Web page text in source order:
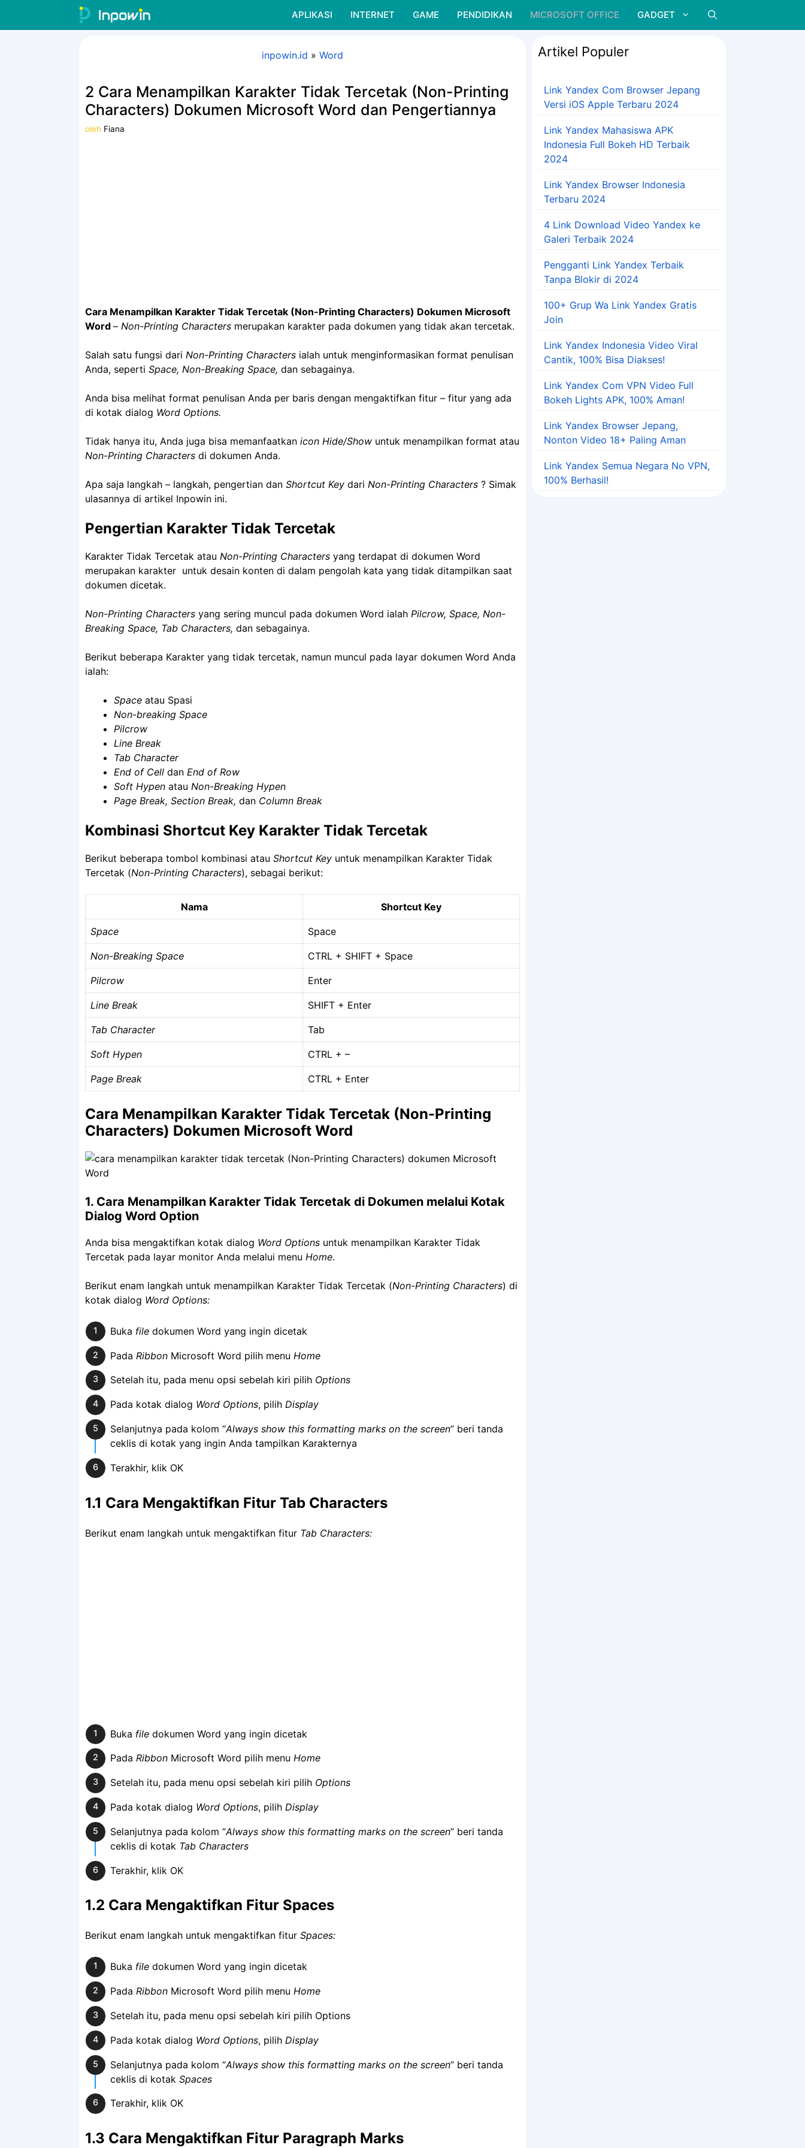
APLIKASI INTERNET GAME PENDIDIKAN MICROSOFT OFFICE GADGET
inpowin.id » Word
2 Cara Menampilkan Karakter Tidak Tercetak (Non-Printing
Characters) Dokumen Microsoft Word dan Pengertiannya
oleh Fiana
Cara Menampilkan Karakter Tidak Tercetak (Non-Printing Characters) Dokumen Microsoft
Word – Non-Printing Characters merupakan karakter pada dokumen yang tidak akan tercetak.
Salah satu fungsi dari Non-Printing Characters ialah untuk menginformasikan format penulisan
Anda, seperti Space, Non-Breaking Space, dan sebagainya.
Anda bisa melihat format penulisan Anda per baris dengan mengaktifkan fitur – fitur yang ada
di kotak dialog Word Options.
Tidak hanya itu, Anda juga bisa memanfaatkan icon Hide/Show untuk menampilkan format atau
Non-Printing Characters di dokumen Anda.
Apa saja langkah – langkah, pengertian dan Shortcut Key dari Non-Printing Characters ? Simak
ulasannya di artikel Inpowin ini.
Pengertian Karakter Tidak Tercetak
Karakter Tidak Tercetak atau Non-Printing Characters yang terdapat di dokumen Word
merupakan karakter untuk desain konten di dalam pengolah kata yang tidak ditampilkan saat
dokumen dicetak.
Non-Printing Characters yang sering muncul pada dokumen Word ialah Pilcrow, Space, Non-
Breaking Space, Tab Characters, dan sebagainya.
Berikut beberapa Karakter yang tidak tercetak, namun muncul pada layar dokumen Word Anda
ialah:
Space atau Spasi
Non-breaking Space
Pilcrow
Line Break
Tab Character
End of Cell dan End of Row
Soft Hypen atau Non-Breaking Hypen
Page Break, Section Break, dan Column Break
Kombinasi Shortcut Key Karakter Tidak Tercetak
Berikut beberapa tombol kombinasi atau Shortcut Key untuk menampilkan Karakter Tidak
Tercetak (Non-Printing Characters), sebagai berikut:
Nama Shortcut Key
Space Space
Non-Breaking Space CTRL + SHIFT + Space
Pilcrow Enter
Line Break SHIFT + Enter
Tab Character Tab
Soft Hypen CTRL + –
Page Break CTRL + Enter
Cara Menampilkan Karakter Tidak Tercetak (Non-Printing
Characters) Dokumen Microsoft Word
1. Cara Menampilkan Karakter Tidak Tercetak di Dokumen melalui Kotak
Dialog Word Option
Anda bisa mengaktifkan kotak dialog Word Options untuk menampilkan Karakter Tidak
Tercetak pada layar monitor Anda melalui menu Home.
Berikut enam langkah untuk menampilkan Karakter Tidak Tercetak (Non-Printing Characters) di
kotak dialog Word Options:
Buka filedokumen Word yang ingin dicetak
Pada RibbonMicrosoft Word pilih menu Home
Setelah itu, pada menu opsi sebelah kiri pilih Options
Pada kotak dialog Word Options, pilih Display
Selanjutnya pada kolom “Always show this formatting marks on the screen” beri tanda
ceklis di kotak yang ingin Anda tampilkan Karakternya
Terakhir, klik OK
1.1 Cara Mengaktifkan Fitur Tab Characters
Berikut enam langkah untuk mengaktifkan fitur Tab Characters:
Buka filedokumen Word yang ingin dicetak
Pada RibbonMicrosoft Word pilih menu Home
Setelah itu, pada menu opsi sebelah kiri pilihOptions
Pada kotak dialog Word Options, pilih Display
Selanjutnya pada kolom “Always show this formatting marks on the screen” beri tanda
ceklis di kotak Tab Characters
Terakhir, klik OK
1.2 Cara Mengaktifkan Fitur Spaces
Berikut enam langkah untuk mengaktifkan fitur Spaces:
Buka filedokumen Word yang ingin dicetak
Pada RibbonMicrosoft Word pilih menu Home
Setelah itu, pada menu opsi sebelah kiri pilih Options
Pada kotak dialog Word Options, pilihDisplay
Selanjutnya pada kolom “Always show this formatting marks on the screen” beri tanda
ceklis di kotak Spaces
Terakhir, klik OK
1.3 Cara Mengaktifkan Fitur Paragraph Marks
Artikel Populer
Link Yandex Com Browser Jepang
Versi iOS Apple Terbaru 2024
Link Yandex Mahasiswa APK
Indonesia Full Bokeh HD Terbaik
2024
Link Yandex Browser Indonesia
Terbaru 2024
4 Link Download Video Yandex ke
Galeri Terbaik 2024
Pengganti Link Yandex Terbaik
Tanpa Blokir di 2024
100+ Grup Wa Link Yandex Gratis
Join
Link Yandex Indonesia Video Viral
Cantik, 100% Bisa Diakses!
Link Yandex Com VPN Video Full
Bokeh Lights APK, 100% Aman!
Link Yandex Browser Jepang,
Nonton Video 18+ Paling Aman
Link Yandex Semua Negara No VPN,
100% Berhasil!